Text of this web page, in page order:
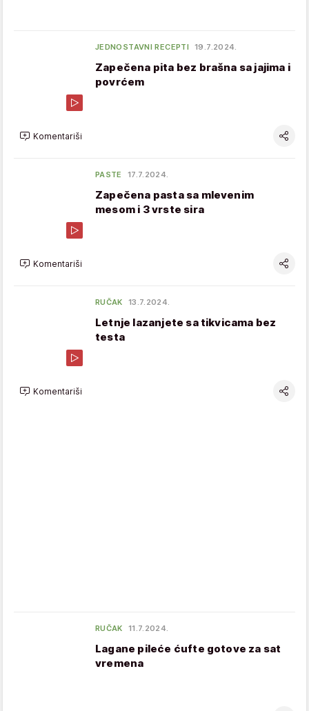
JEDNOSTAVNI RECEPTI 19.7.2024.
Zapečena pita bez brašna sa jajima i
povrćem
Komentariši
PASTE 17.7.2024.
Zapečena pasta sa mlevenim
mesom i 3 vrste sira
Komentariši
RUČAK 13.7.2024.
Letnje lazanjete sa tikvicama bez
testa
Komentariši
RUČAK 11.7.2024.
Lagane pileće ćufte gotove za sat
vremena